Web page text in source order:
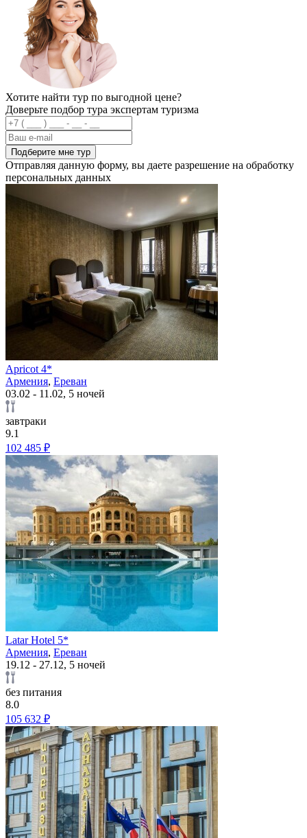
Хотите найти тур по выгодной цене?
Доверьте подбор тура экспертам туризма
Подберите мне тур
Отправляя данную форму, вы даете разрешение на обработку
персональных данных
Apricot 4*
Армения, Ереван
03.02 - 11.02, 5 ночей
завтраки
9.1
102 485 ₽
Latar Hotel 5*
Армения, Ереван
19.12 - 27.12, 5 ночей
без питания
8.0
105 632 ₽